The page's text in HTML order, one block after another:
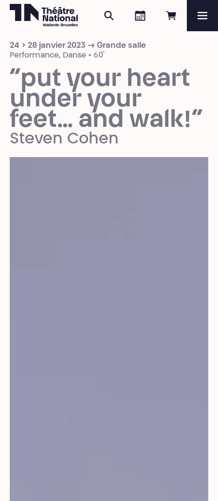
Réserver
Agenda
Rechercher
Magazine
Programme
24 > 28 janvier 2023 → Grande salle
Performance, Danse • 60'
“put your heart
under your
feet… and walk!”
Steven Cohen